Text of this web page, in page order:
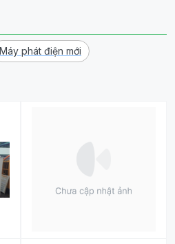
Máy phát điện mới